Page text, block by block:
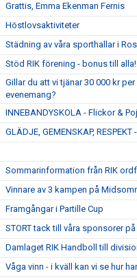
Grattis, Emma Ekenman Fernis
Höstlovsaktiviteter
Städning av våra sporthallar i
Stöd RIK förening - bonus till alla!
Gillar du att vi tjänar 30 000 kr
evenemang?
INNEBANDYSKOLA - Flickor &
GLÄDJE, GEMENSKAP,
Sommarinformation från RIK
Vinnare av 3 kampen på
Framgångar i Partille Cup
STORT tack till våra sponsorer
Damlaget RIK Handboll till
Våga vinn - i kväll kan vi se hur